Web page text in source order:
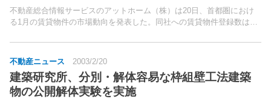
不動産総合情報サービスのアットホーム（株）は20日、首都圏におけ
る1月の賃貸物件の市場動向を発表した。同社への賃貸物件登録数は、
不動産ニュース 2003/2/20
建築研究所、分別・解体容易な枠組壁工法建築
物の公開解体実験を実施